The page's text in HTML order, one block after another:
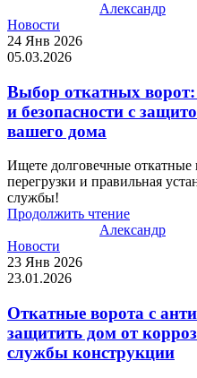
Александр
Новости
24 Янв 2026
05.03.2026
Выбор откатных ворот:
и безопасности с
вашего дома
Ищете долговечные откатные
перегрузки и правильная
службы!
Продолжить чтение
Александр
Новости
23 Янв 2026
23.01.2026
Откатные ворота с
защитить дом от
службы конструкции